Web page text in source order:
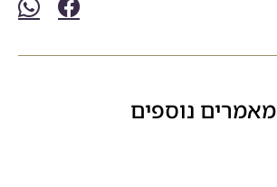
מאמרים נוספים